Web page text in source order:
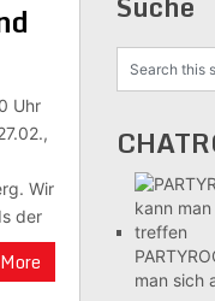
Uhr
Wir
der
man sich